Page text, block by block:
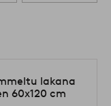
lakana
60x120 cm